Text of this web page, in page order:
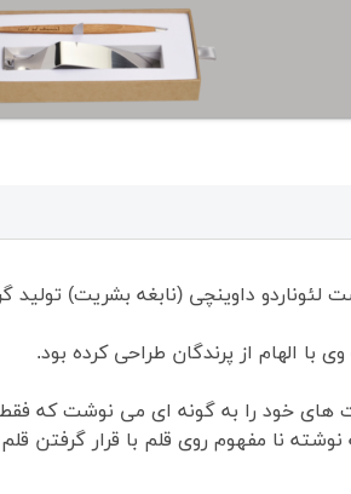
داوینچی (نابغه بشریت) تولید
الهام از پرندگان طراحی کرده بود.
های خود را به گونه ای می نوشت که
نا مفهوم روی قلم با قرار گرفتن